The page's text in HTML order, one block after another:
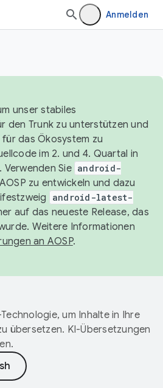
Anmelden
unser stabiles
den Trunk zu unterstützen und
das Ökosystem zu
im 2. und 4. Quartal in
Sie android-
zu entwickeln und dazu
android-latest-
auf das neueste Release, das
Weitere Informationen
an AOSP.
um Inhalte in Ihre
übersetzen. KI-Übersetzungen